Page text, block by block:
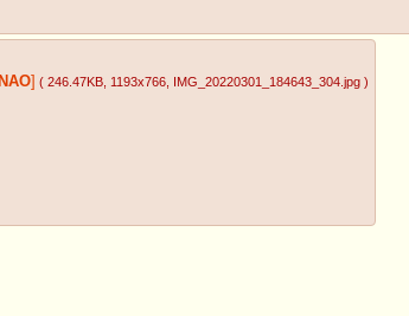
( 246.47KB , 1193x766 , IMG_20220301_184643_304.jpg )